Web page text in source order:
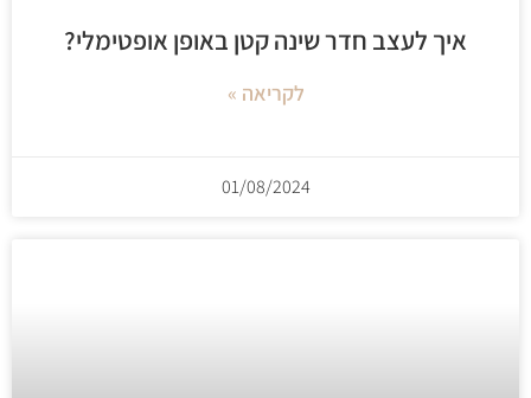
איך לעצב חדר שינה קטן באופן אופטימלי?
לקריאה »
01/08/2024